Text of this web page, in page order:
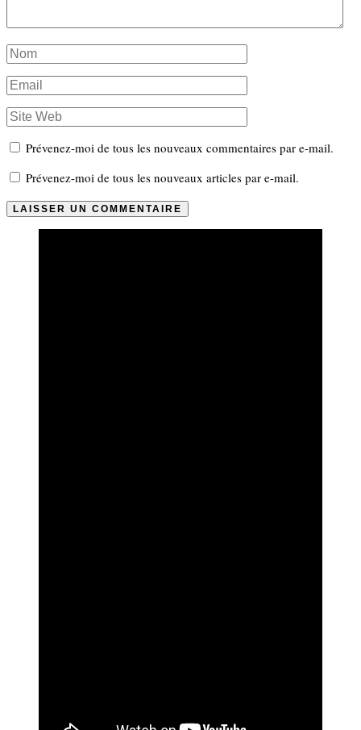
Prévenez-moi de tous les nouveaux commentaires par e-mail.
Prévenez-moi de tous les nouveaux articles par e-mail.